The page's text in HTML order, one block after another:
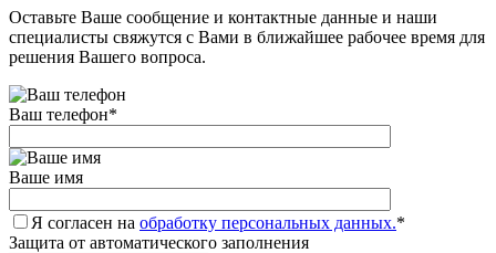
Оставьте Ваше сообщение и контактные данные и наши
специалисты свяжутся с Вами в ближайшее рабочее время для
решения Вашего вопроса.
Ваш телефон*
Ваше имя
Я согласен на обработку персональных данных.*
Защита от автоматического заполнения